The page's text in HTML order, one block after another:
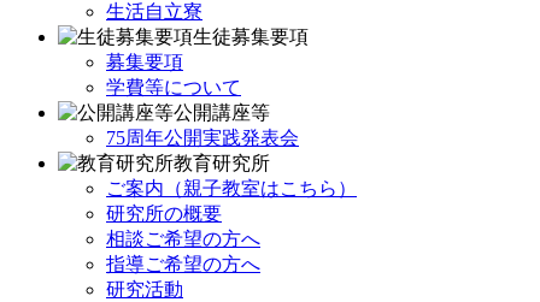
生活自立寮
生徒募集要項
募集要項
学費等について
公開講座等
75周年公開実践発表会
教育研究所
ご案内（親子教室はこちら）
研究所の概要
相談ご希望の方へ
指導ご希望の方へ
研究活動